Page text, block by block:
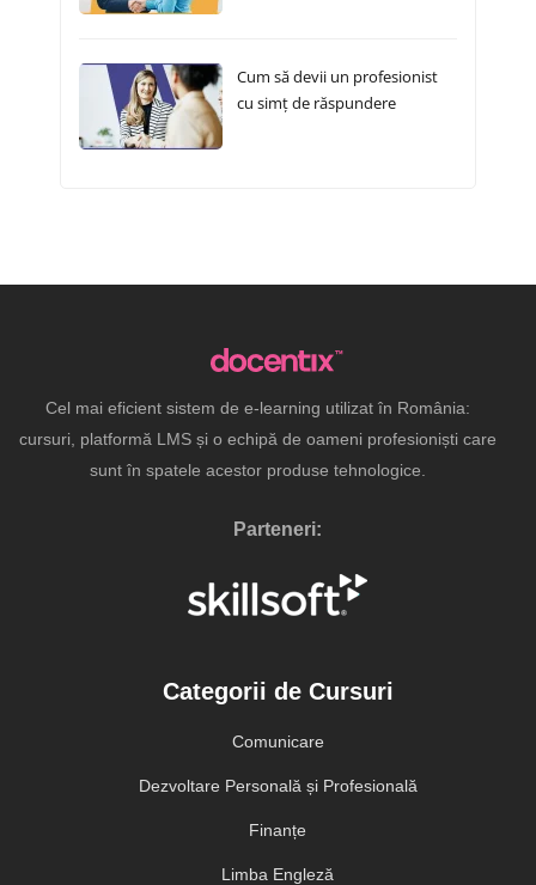
Cum să devii un profesionist
cu simț de răspundere
Cel mai eficient sistem de e-learning utilizat în România:
cursuri, platformă LMS și o echipă de oameni profesioniști care
sunt în spatele acestor produse tehnologice.
Parteneri:
Categorii de Cursuri
Comunicare
Dezvoltare Personală și Profesională
Finanțe
Limba Engleză